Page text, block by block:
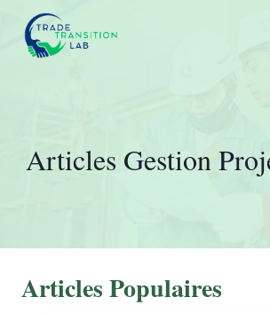
contenu
Articles Gestion
Articles Populaires